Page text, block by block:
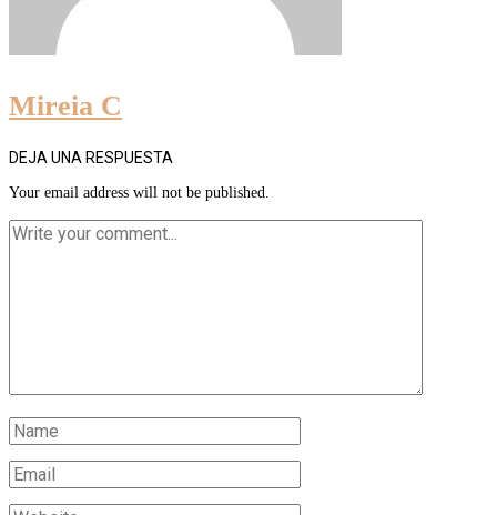
Mireia C
DEJA UNA RESPUESTA
Your email address will not be published.